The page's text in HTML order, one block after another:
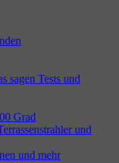
sagen Tests und
Grad
und
und mehr